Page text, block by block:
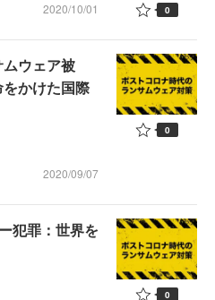
2020/10/01 0
ウェア被
かけた国際
2020/09/07
0
犯罪：世界を
0